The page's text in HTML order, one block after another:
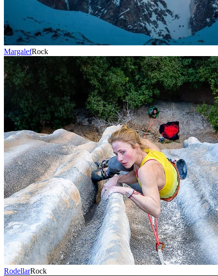
MargalefRock
RodellarRock